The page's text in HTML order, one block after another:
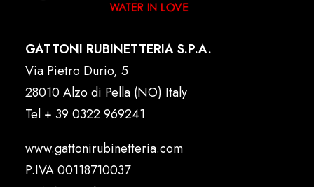
GATTONI RUBINETTERIA S.P.A.
Via Pietro Durio, 5
28010 Alzo di Pella (NO) Italy
Tel + 39 0322 969241
www.gattonirubinetteria.com
P.IVA 00118710037